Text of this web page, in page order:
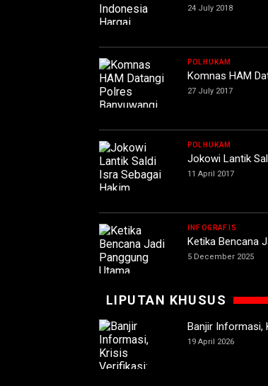
24 July 2018
POLHUKAM
Komnas HAM
27 July 2017
POLHUKAM
Jokowi Lantik
11 April 2017
INFOGRAFIS
Ketika Bencana
5 December 2025
LIPUTAN KHUSUS
Banjir Informasi,
19 April 2026